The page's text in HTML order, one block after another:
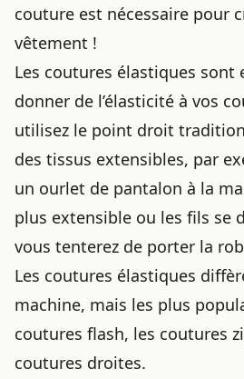
couture est nécessaire pour
vêtement !
Les coutures élastiques sont
donner de l’élasticité à vos
utilisez le point droit
des tissus extensibles, par
un ourlet de pantalon à la
plus extensible ou les fils se
vous tenterez de porter la
Les coutures élastiques
machine, mais les plus
coutures flash, les coutures
coutures droites.